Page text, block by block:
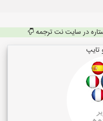
در سایت نت ترجمه
تایپ